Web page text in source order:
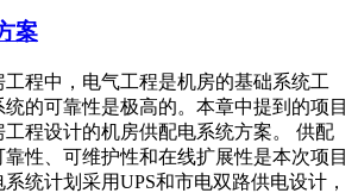
案
程中，电气工程是机房的基础系统工
的可靠性是极高的。本章中提到的项目
程设计的机房供配电系统方案。 供配
性、可维护性和在线扩展性是本次项目
统计划采用UPS和市电双路供电设计，